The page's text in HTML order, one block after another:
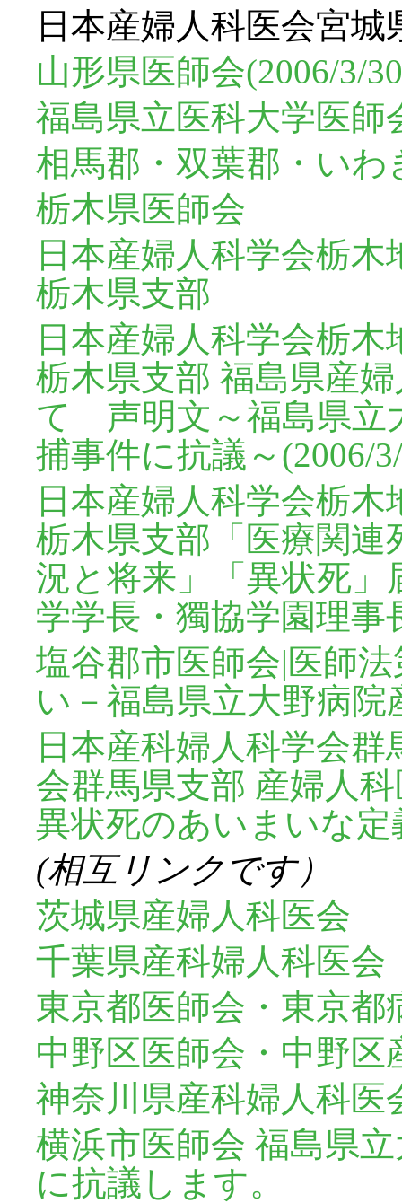
日本産婦人科医会宮城
山形県医師会(2006/3/
福島県立医科大学医師
相馬郡・双葉郡・いわ
栃木県医師会
日本産婦人科学会栃
栃木県支部
日本産婦人科学会栃
栃木県支部 福島県産
て 声明文～福島県立
捕事件に抗議～(2006/
日本産婦人科学会栃
栃木県支部「医療関
況と将来」「異状死
学学長・獨協学園理
塩谷郡市医師会|医師
い－福島県立大野病
日本産科婦人科学会
会群馬県支部 産婦人
異状死のあいまいな定
(相互リンクです）
茨城県産婦人科医会
千葉県産科婦人科医会
東京都医師会・東京都
中野区医師会・中野区
神奈川県産科婦人科医
横浜市医師会 福島県
に抗議します。